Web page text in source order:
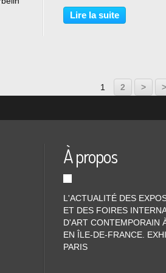
de Simon Njami Omar Ba,
Barrot, Kudzanai Chiurai,
Lire la suite
1 2 >
À propos
L'ACTUALITÉ DES
ET DES FOIRES
D'ART CONTEMPORAIN
EN ÎLE-DE-FRANCE.
PARIS